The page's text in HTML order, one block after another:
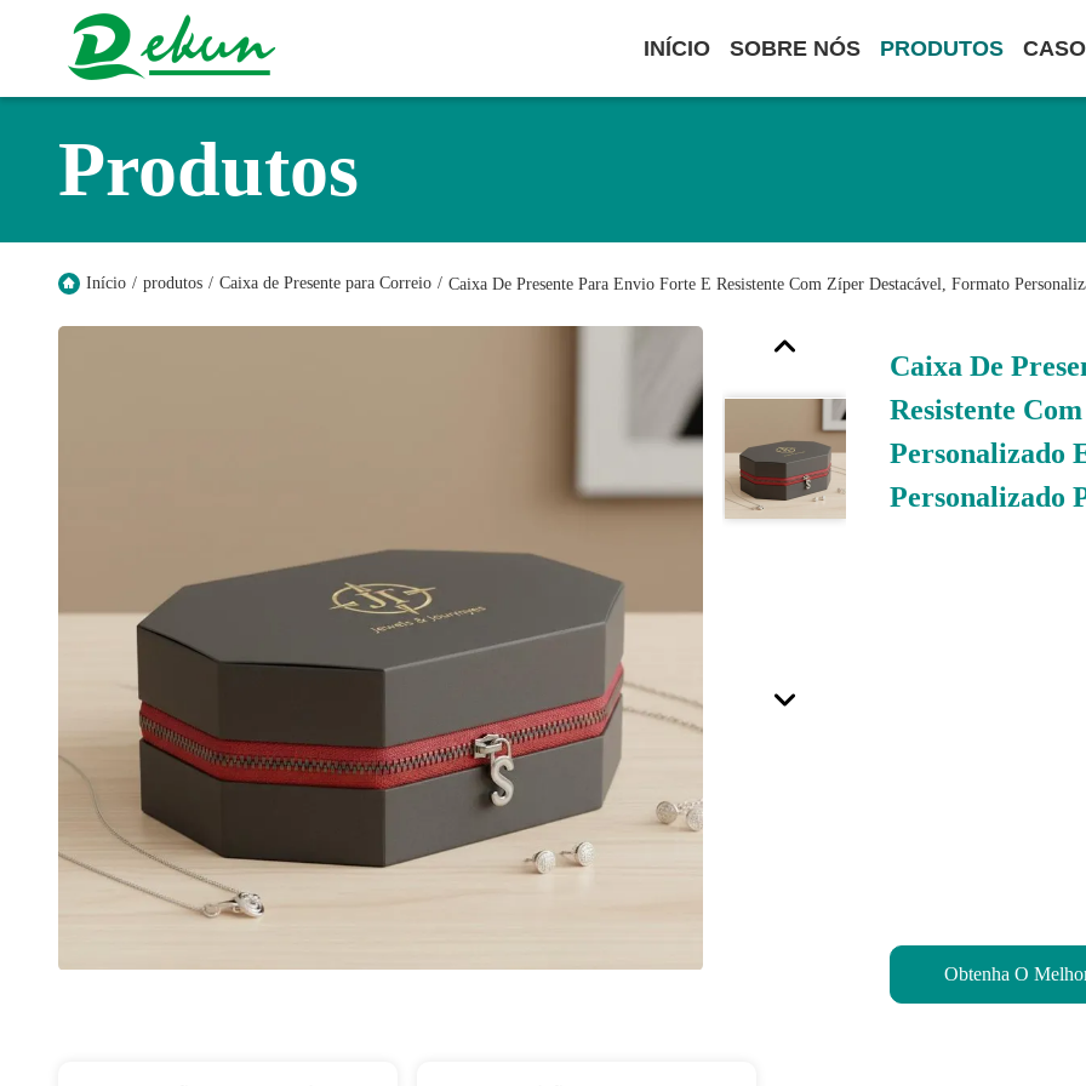
INÍCIO SOBRE NÓS PRODUTOS
Produtos
Início / produtos / Caixa de Presente para Correio / Caixa De Presente Para Envio Forte E Resistente Com Zíper Destacável, Formato
Caixa De
Resistente
Personalizado
Personalizado
Obtenha O